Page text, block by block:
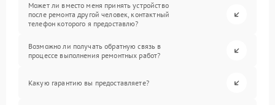
Может ли вместо меня принять устройство
после ремонта другой человек, контактный
телефон которого я предоставлю?
Возможно ли получать обратную связь в
процессе выполнения ремонтных работ?
Какую гарантию вы предоставляете?